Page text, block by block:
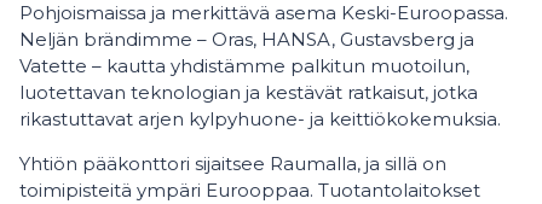
Pohjoismaissa ja merkittävä asema Keski-Euroopassa.
Neljän brändimme – Oras, HANSA, Gustavsberg ja
Vatette – kautta yhdistämme palkitun muotoilun,
luotettavan teknologian ja kestävät ratkaisut, jotka
rikastuttavat arjen kylpyhuone- ja keittiökokemuksia.
Yhtiön pääkonttori sijaitsee Raumalla, ja sillä on
toimipisteitä ympäri Eurooppaa. Tuotantolaitokset